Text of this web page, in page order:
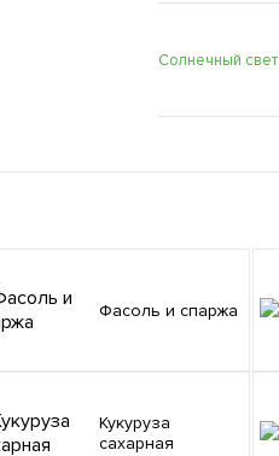
Солнечный свет
Фасоль и спаржа
Кукуруза
сахарная